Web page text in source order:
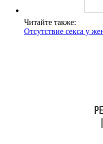
Читайте также:
Отсутствие секса у